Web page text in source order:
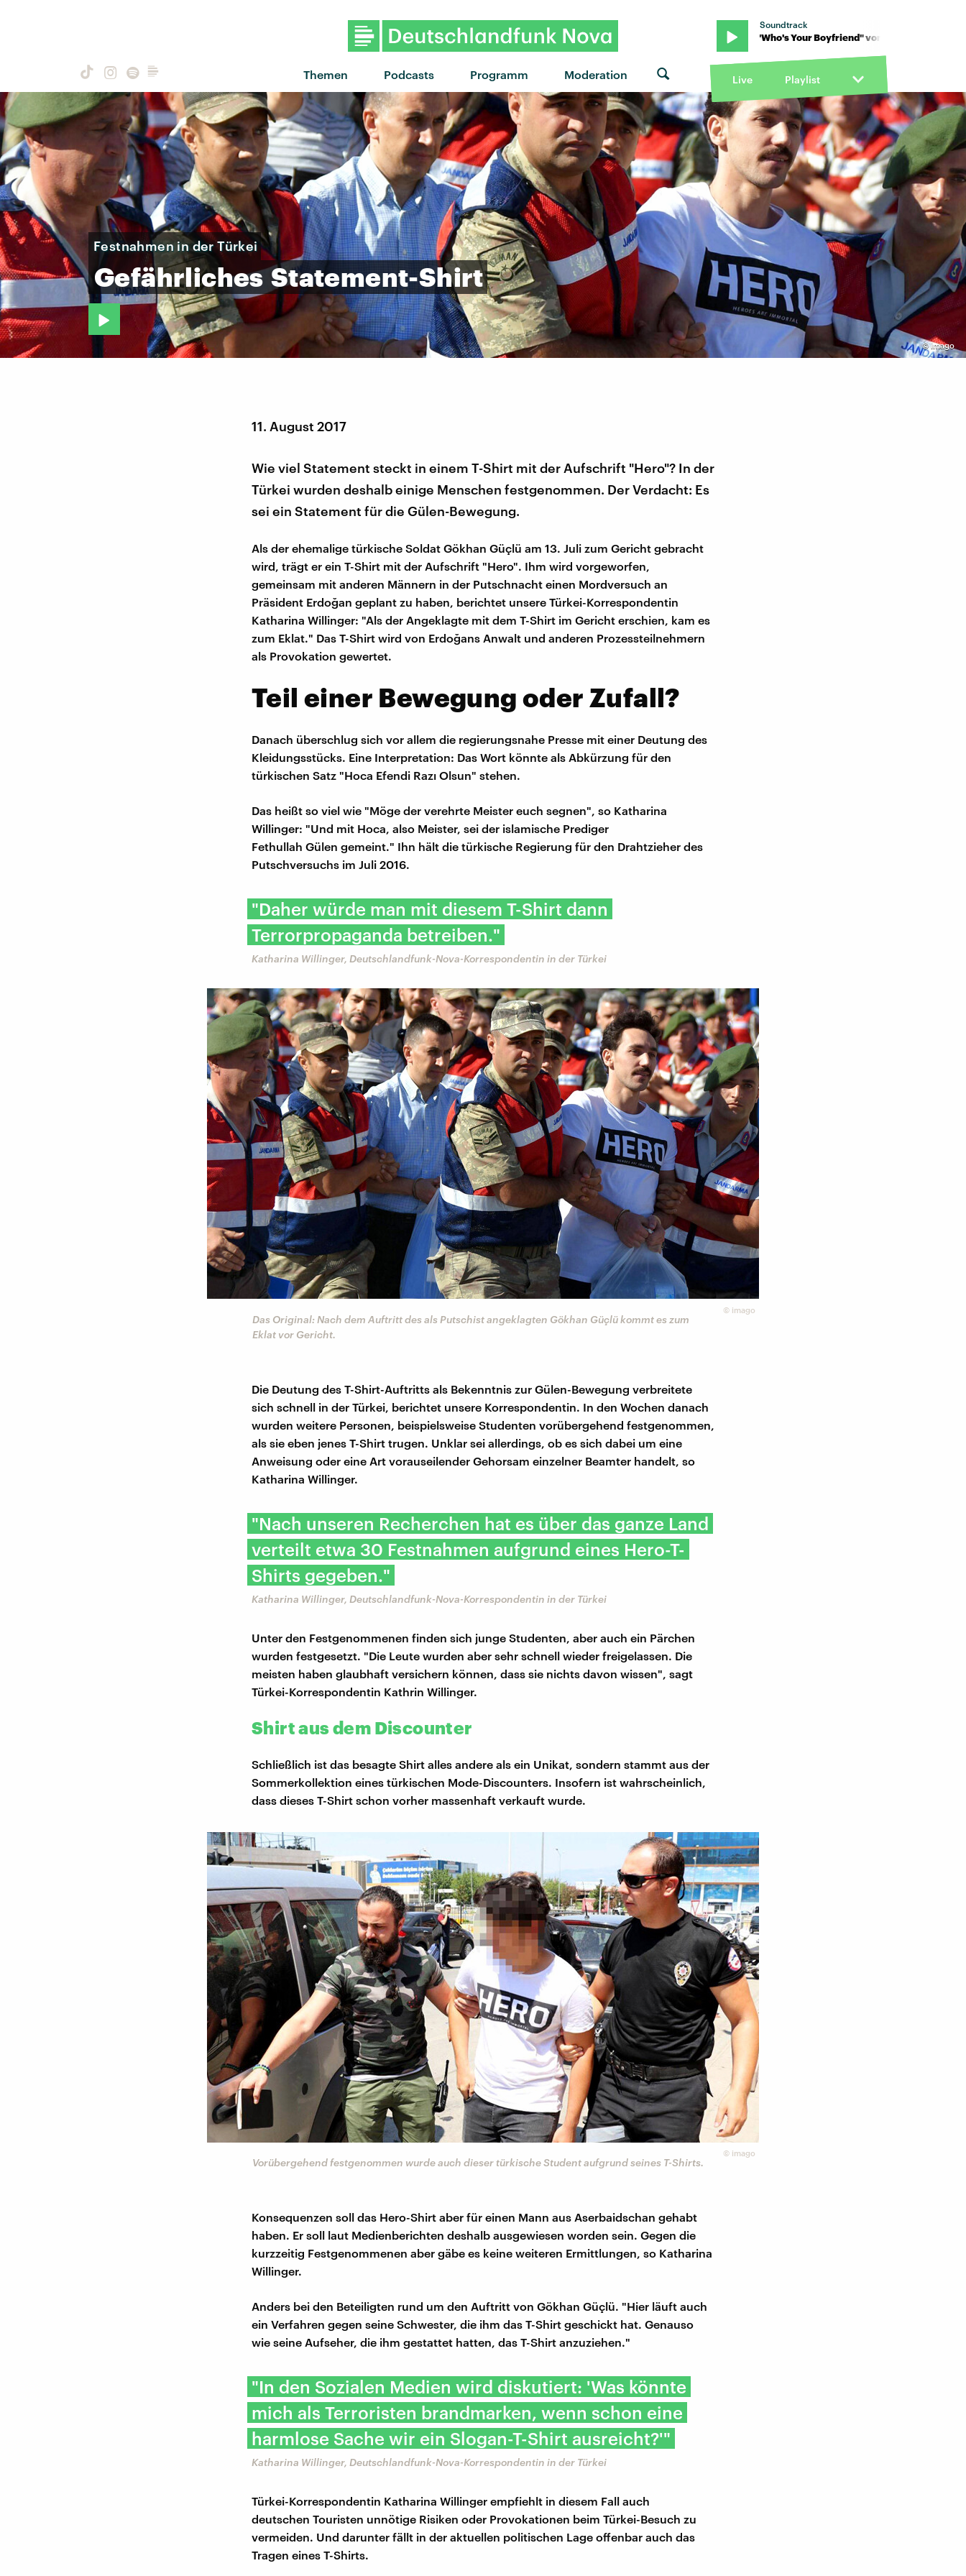
Themen Podcasts Programm Moderation
Soundtrack
"Who's Your Boyfriend" von Royel Otis · "Who's Your Boyfriend" von Royel Otis · "Who's Your
Live Playlist
©imago
Festnahmen in der Türkei
Gefährliches Statement-Shirt
11. August 2017
Wie viel Statement steckt in einem T-Shirt mit der Aufschrift "Hero"? In der
Türkei wurden deshalb einige Menschen festgenommen. Der Verdacht: Es
sei ein Statement für die Gülen-Bewegung.
Als der ehemalige türkische Soldat Gökhan Güçlü am 13. Juli zum Gericht gebracht
wird, trägt er ein T-Shirt mit der Aufschrift "Hero". Ihm wird vorgeworfen,
gemeinsam mit anderen Männern in der Putschnacht einen Mordversuch an
Präsident Erdoğan geplant zu haben, berichtet unsere Türkei-Korrespondentin
Katharina Willinger: "Als der Angeklagte mit dem T-Shirt im Gericht erschien, kam es
zum Eklat." Das T-Shirt wird von Erdoğans Anwalt und anderen Prozessteilnehmern
als Provokation gewertet.
Teil einer Bewegung oder Zufall?
Danach überschlug sich vor allem die regierungsnahe Presse mit einer Deutung des
Kleidungsstücks. Eine Interpretation: Das Wort könnte als Abkürzung für den
türkischen Satz "Hoca Efendi Razı Olsun" stehen.
Das heißt so viel wie "Möge der verehrte Meister euch segnen", so Katharina
Willinger: "Und mit Hoca, also Meister, sei der islamische Prediger
Fethullah Gülen gemeint." Ihn hält die türkische Regierung für den Drahtzieher des
Putschversuchs im Juli 2016.
"Daher würde man mit diesem T-Shirt dann
Terrorpropaganda betreiben."
Katharina Willinger, Deutschlandfunk-Nova-Korrespondentin in der Türkei
© imago
Das Original: Nach dem Auftritt des als Putschist angeklagten Gökhan Güçlü kommt es zum
Eklat vor Gericht.
Die Deutung des T-Shirt-Auftritts als Bekenntnis zur Gülen-Bewegung verbreitete
sich schnell in der Türkei, berichtet unsere Korrespondentin. In den Wochen danach
wurden weitere Personen, beispielsweise Studenten vorübergehend festgenommen,
als sie eben jenes T-Shirt trugen. Unklar sei allerdings, ob es sich dabei um eine
Anweisung oder eine Art vorauseilender Gehorsam einzelner Beamter handelt, so
Katharina Willinger.
"Nach unseren Recherchen hat es über das ganze Land
verteilt etwa 30 Festnahmen aufgrund eines Hero-T-
Shirts gegeben."
​Katharina Willinger, Deutschlandfunk-Nova-Korrespondentin in der Türkei​
Unter den Festgenommenen finden sich junge Studenten, aber auch ein Pärchen
wurden festgesetzt. "Die Leute wurden aber sehr schnell wieder freigelassen. Die
meisten haben glaubhaft versichern können, dass sie nichts davon wissen", sagt
Türkei-Korrespondentin Kathrin Willinger.
Shirt aus dem Discounter
Schließlich ist das besagte Shirt alles andere als ein Unikat, sondern stammt aus der
Sommerkollektion eines türkischen Mode-Discounters. Insofern ist wahrscheinlich,
dass dieses T-Shirt schon vorher massenhaft verkauft wurde.
© imago
Vorübergehend festgenommen wurde auch dieser türkische Student aufgrund seines T-Shirts.
Konsequenzen soll das Hero-Shirt aber für einen Mann aus Aserbaidschan gehabt
haben. Er soll laut Medienberichten deshalb ausgewiesen worden sein. Gegen die
kurzzeitig Festgenommenen aber gäbe es keine weiteren Ermittlungen, so Katharina
Willinger.
Anders bei den Beteiligten rund um den Auftritt von Gökhan Güçlü. "Hier läuft auch
ein Verfahren gegen seine Schwester, die ihm das T-Shirt geschickt hat. Genauso
wie seine Aufseher, die ihm gestattet hatten, das T-Shirt anzuziehen."
"In den Sozialen Medien wird diskutiert: 'Was könnte
mich als Terroristen brandmarken, wenn schon eine
harmlose Sache wir ein Slogan-T-Shirt ausreicht?'"
​Katharina Willinger, Deutschlandfunk-Nova-Korrespondentin in der Türkei​
Türkei-Korrespondentin Katharina Willinger empfiehlt in diesem Fall auch
deutschen Touristen unnötige Risiken oder Provokationen beim Türkei-Besuch zu
vermeiden. Und darunter fällt in der aktuellen politischen Lage offenbar auch das
Tragen eines T-Shirts.